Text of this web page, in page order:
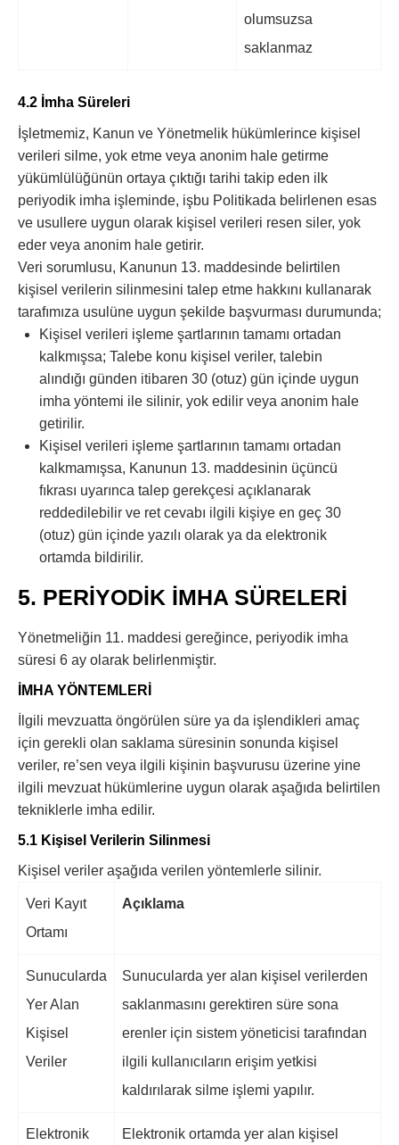
olumsuzsa
saklanmaz
4.2 İmha Süreleri
İşletmemiz, Kanun ve Yönetmelik hükümlerince kişisel
verileri silme, yok etme veya anonim hale getirme
yükümlülüğünün ortaya çıktığı tarihi takip eden ilk
periyodik imha işleminde, işbu Politikada belirlenen esas
ve usullere uygun olarak kişisel verileri resen siler, yok
eder veya anonim hale getirir.
Veri sorumlusu, Kanunun 13. maddesinde belirtilen
kişisel verilerin silinmesini talep etme hakkını kullanarak
tarafımıza usulüne uygun şekilde başvurması durumunda;
Kişisel verileri işleme şartlarının tamamı ortadan
kalkmışsa; Talebe konu kişisel veriler, talebin
alındığı günden itibaren 30 (otuz) gün içinde uygun
imha yöntemi ile silinir, yok edilir veya anonim hale
getirilir.
Kişisel verileri işleme şartlarının tamamı ortadan
kalkmamışsa, Kanunun 13. maddesinin üçüncü
fıkrası uyarınca talep gerekçesi açıklanarak
reddedilebilir ve ret cevabı ilgili kişiye en geç 30
(otuz) gün içinde yazılı olarak ya da elektronik
ortamda bildirilir.
5. PERİYODİK İMHA SÜRELERİ
Yönetmeliğin 11. maddesi gereğince, periyodik imha
süresi 6 ay olarak belirlenmiştir.
İMHA YÖNTEMLERİ
İlgili mevzuatta öngörülen süre ya da işlendikleri amaç
için gerekli olan saklama süresinin sonunda kişisel
veriler, re’sen veya ilgili kişinin başvurusu üzerine yine
ilgili mevzuat hükümlerine uygun olarak aşağıda belirtilen
tekniklerle imha edilir.
5.1 Kişisel Verilerin Silinmesi
Kişisel veriler aşağıda verilen yöntemlerle silinir.
Veri Kayıt
Ortamı
Açıklama
Sunucularda
Yer Alan
Kişisel
Veriler
Sunucularda yer alan kişisel verilerden
saklanmasını gerektiren süre sona
erenler için sistem yöneticisi tarafından
ilgili kullanıcıların erişim yetkisi
kaldırılarak silme işlemi yapılır.
Elektronik Elektronik ortamda yer alan kişisel